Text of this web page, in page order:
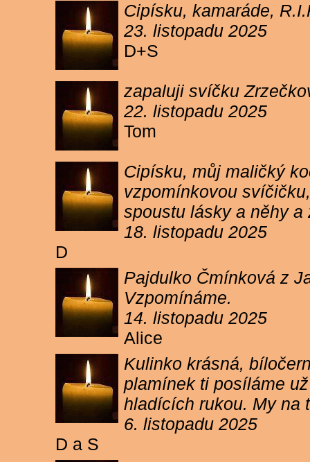
Cipísku, kamaráde,
23. listopadu 2025
D+S
zapaluji svíčku
22. listopadu 2025
Tom
Cipísku, můj maličký
vzpomínkovou
spoustu lásky a něhy
18. listopadu 2025
D
Pajdulko Čmínková z
Vzpomínáme.
14. listopadu 2025
Alice
Kulinko krásná,
plamínek ti posíláme
hladících rukou. My na
6. listopadu 2025
D a S